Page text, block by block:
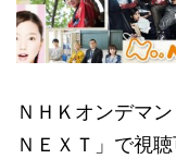
ＮＨＫオンデマ
ＮＥＸＴ」で視